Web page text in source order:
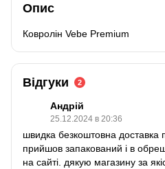
Опис
Ковролін Vebe Premium
Відгуки 2
Андрій
25.12.2024 в 20:36
швидка безкоштовна доставка
прийшов запакований і в
на сайті. дякую магазину за